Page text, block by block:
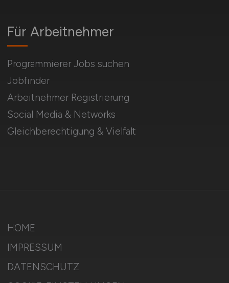
Für Arbeitnehmer
Programmierer Jobs suchen
Jobfinder
Arbeitnehmer Registrierung
Social Media & Networks
Gleichberechtigung & Vielfalt
HOME
IMPRESSUM
DATENSCHUTZ